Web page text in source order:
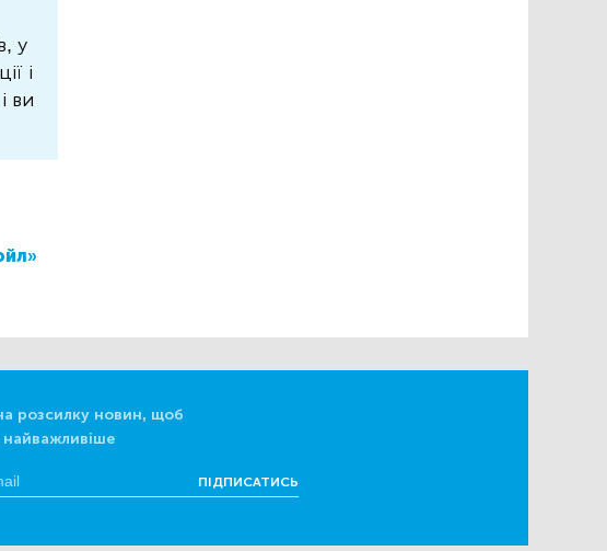
у
і
ви
розсилку новин, щоб
ПІДПИСАТИСЬ